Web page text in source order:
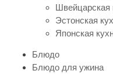
Швейцарская
Эстонская
Японская
Блюдо
Блюдо для ужина